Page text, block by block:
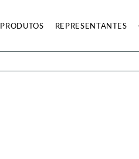
PRODUTOS REPRESENTANTES